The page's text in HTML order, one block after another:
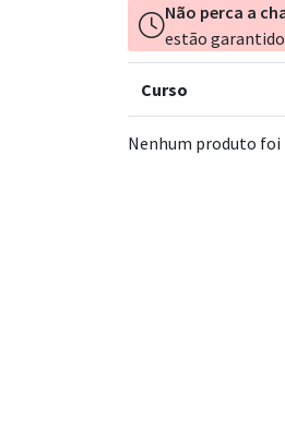
Não perca a
estão
Curso
Nenhum produto foi